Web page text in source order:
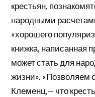
крестьян,
народными
«хорошего
книжка, написанная
может стать для
жизни». «Позволяем
Клеменц,— что